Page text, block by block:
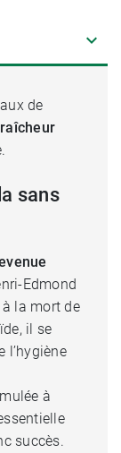
de
sans
Edmond
la mort de
il se
l’hygiène
à
succès.